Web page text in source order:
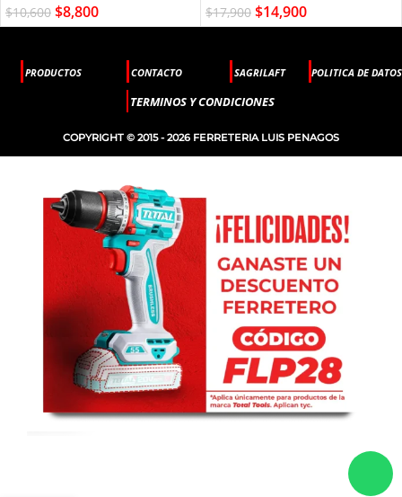
$10,600 $8,800 $17,900 $14,900
PRODUCTOS CONTACTO SAGRILAFT POLITICA DE DATOS
TERMINOS Y CONDICIONES
COPYRIGHT © 2015 - 2026 FERRETERIA LUIS PENAGOS